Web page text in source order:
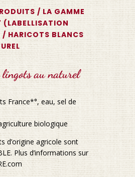
/ LA GAMME
(LABELLISATION
/ HARICOTS BLANCS
lingots au naturel
France*°, eau, sel de
biologique
d’origine agricole sont
Plus d’informations sur